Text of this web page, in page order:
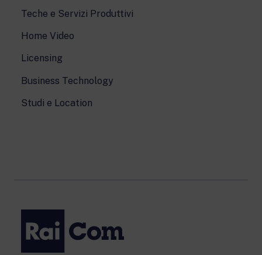
Teche e Servizi Produttivi
Home Video
Licensing
Business Technology
Studi e Location